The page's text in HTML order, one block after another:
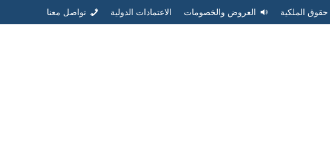
حقوق الملكية العروض والخصومات الاعتمادات الدولية تواصل معنا